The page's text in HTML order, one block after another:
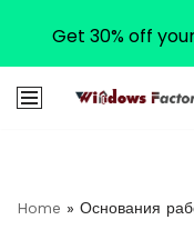
Home » Основания
Get 30% off